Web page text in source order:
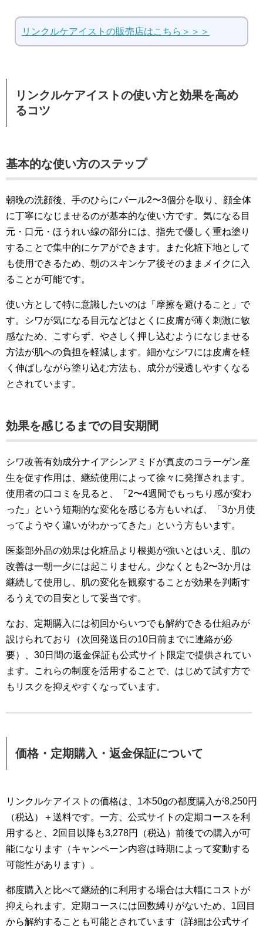
リンクルケアイストの販売店はこちら＞＞＞
リンクルケアイストの使い方と効果を高め
るコツ
基本的な使い方のステップ
朝晩の洗顔後、手のひらにパール2〜3個分を取り、顔全体
に丁寧になじませるのが基本的な使い方です。気になる目
元・口元・ほうれい線の部分には、指先で優しく重ね塗り
することで集中的にケアができます。また化粧下地として
も使用できるため、朝のスキンケア後そのままメイクに入
ることが可能です。
使い方として特に意識したいのは「摩擦を避けること」で
す。シワが気になる目元などはとくに皮膚が薄く刺激に敏
感なため、こすらず、やさしく押し込むようになじませる
方法が肌への負担を軽減します。細かなシワには皮膚を軽
く伸ばしながら塗り込む方法も、成分が浸透しやすくなる
とされています。
効果を感じるまでの目安期間
シワ改善有効成分ナイアシンアミドが真皮のコラーゲン産
生を促す作用は、継続使用によって徐々に発揮されます。
使用者の口コミを見ると、「2〜4週間でもっちり感が変わ
った」という短期的な変化を感じる方もいれば、「3か月使
ってようやく違いがわかってきた」という方もいます。
医薬部外品の効果は化粧品より根拠が強いとはいえ、肌の
改善は一朝一夕には起こりません。少なくとも2〜3か月は
継続して使用し、肌の変化を観察することが効果を判断す
るうえでの目安として妥当です。
なお、定期購入には初回からいつでも解約できる仕組みが
設けられており（次回発送日の10日前までに連絡が必
要）、30日間の返金保証も公式サイト限定で提供されてい
ます。これらの制度を活用することで、はじめて試す方で
もリスクを抑えやすくなっています。
価格・定期購入・返金保証について
リンクルケアイストの価格は、1本50gの都度購入が8,250円
（税込）＋送料です。一方、公式サイトの定期コースを利
用すると、2回目以降も3,278円（税込）前後での購入が可
能になります（キャンペーン内容は時期によって変動する
可能性があります）。
都度購入と比べて継続的に利用する場合は大幅にコストが
抑えられます。定期コースには回数縛りがないため、1回目
から解約することも可能とされています（詳細は公式サイ